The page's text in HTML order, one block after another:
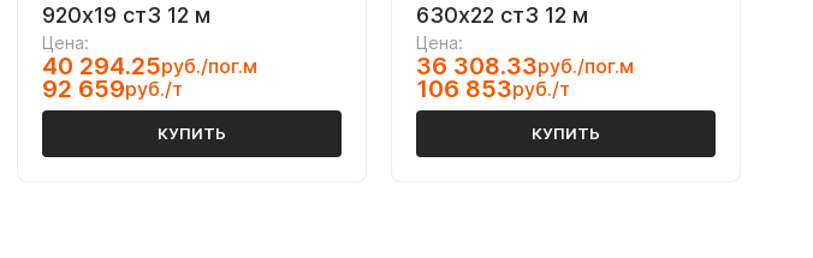
920х19 ст3 12 м
Цена:
40 294.25руб./пог.м
92 659руб./т
КУПИТЬ
630х22 ст3 12 м
Цена:
36 308.33руб./пог.м
106 853руб./т
КУПИТЬ